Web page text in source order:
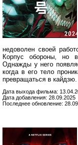
недоволен своей
Корпус обороны, но
Однажды у него
когда в его тело
превращаться в кайдзю.
Дата выхода фильма:
Дата добавления: 28.09.2025
Последнее обновление: